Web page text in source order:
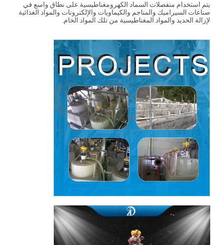
يتم استخدام منفصلات السماد الكهرومغناطيسية على نطاق واسع في
صناعات السيراميك والمناجم والكيماويات والإلكترونات والمواد الغذائية
لإزالة الحديد والمواد المغناطيسية من تلك المواد الخام.